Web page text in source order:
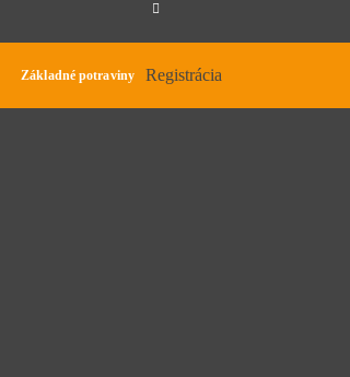
Základné potraviny Registrácia